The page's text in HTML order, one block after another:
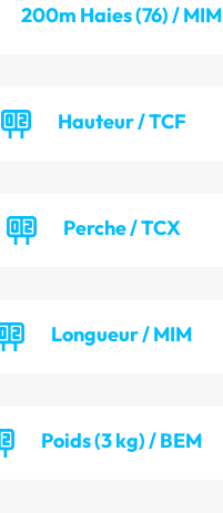
200m Haies (76) / MIM
Hauteur / TCF
Perche / TCX
Longueur / MIM
Poids (3 kg) / BEM